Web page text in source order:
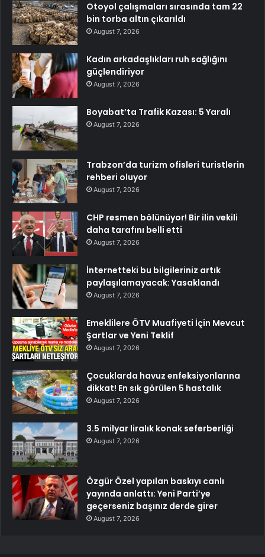
Otoyol çalışmaları sırasında tam 22
bin torba altın çıkarıldı
August 7, 2026
Kadın arkadaşlıkları ruh sağlığını
güçlendiriyor
August 7, 2026
Boyabat’ta Trafik Kazası: 5 Yaralı
August 7, 2026
Trabzon’da turizm ofisleri turistlerin
rehberi oluyor
August 7, 2026
CHP resmen bölünüyor! Bir ilin vekili
daha tarafını belli etti
August 7, 2026
İnternetteki bu bilgileriniz artık
paylaşılamayacak: Yasaklandı
August 7, 2026
Emeklilere ÖTV Muafiyeti İçin Mevcut
Şartlar ve Yeni Teklif
August 7, 2026
Çocuklarda havuz enfeksiyonlarına
dikkat! En sık görülen 5 hastalık
August 7, 2026
3.5 milyar liralık konak seferberliği
August 7, 2026
Özgür Özel yapılan baskıyı canlı
yayında anlattı: Yeni Parti’ye
geçerseniz başınız derde girer
August 7, 2026